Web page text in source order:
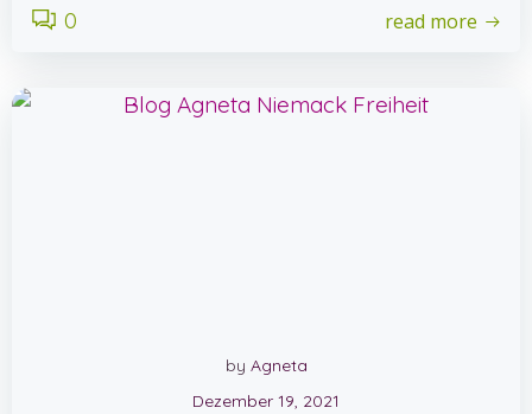
0 read more
by Agneta
Dezember 19, 2021